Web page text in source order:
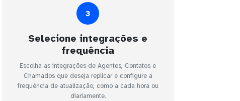
3
Selecione integrações e
frequência
Escolha as integrações de Agentes, Contatos e
Chamados que deseja replicar e configure a
frequência de atualização, como a cada hora ou
diariamente.